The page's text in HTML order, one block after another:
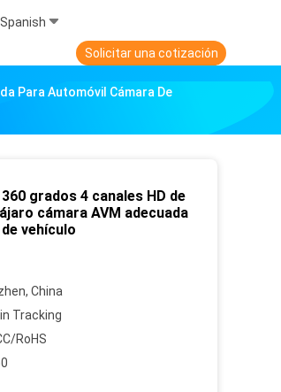
Spanish
Solicitar una cotización
Para Automóvil Cámara De
grados 4 canales HD de
cámara AVM adecuada
vehículo
China
Tracking
RoHS